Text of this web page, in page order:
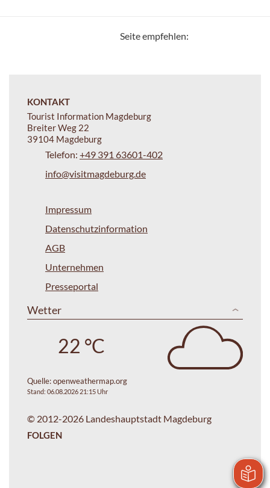
Seite empfehlen:
KONTAKT
Tourist Information Magdeburg
Breiter Weg 22
39104 Magdeburg
Telefon: +49 391 63601-402
info@visitmagdeburg.de
Impressum
Datenschutzinformation
AGB
Unternehmen
Presseportal
Wetter
22 °C
Quelle:openweathermap.org
Stand: 06.08.2026 21:15 Uhr
© 2012-2026 Landeshauptstadt Magdeburg
FOLGEN